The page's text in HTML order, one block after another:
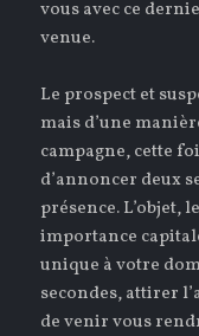
vous avec ce
venue.
Le prospect et
mais d’une
campagne, cette
d’annoncer deux
présence. L’objet,
importance
unique à votre
secondes, attirer
de venir vous